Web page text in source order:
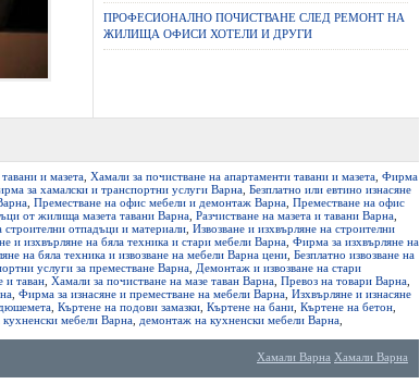
ПРОФЕСИОНАЛНО ПОЧИСТВАНЕ СЛЕД РЕМОНТ НА
ЖИЛИЩА ОФИСИ ХОТЕЛИ И ДРУГИ
и мазета Хамали за почистване на апартаменти тавани и мазета Фирма
за хамалски и транспортни услуги Варна Безплатно или евтино изнасяне
Преместване на офис мебели и демонтаж Варна Преместване на офис
от жилища мазета тавани Варна Разчистване на мазета и тавани Варна
строителни отпадъци и материали Извозване и изхвърляне на строителни
и изхвърляне на бяла техника и стари мебели Варна Фирма за изхвърляне на
на бяла техника и извозване на мебели Варна цени Безплатно извозване на
услуги за преместване Варна Демонтаж и извозване на стари
и таван Хамали за почистване на мазе таван Варна Превоз на товари Варна
Фирма за изнасяне и преместване на мебели Варна Изхвърляне и изнасяне
Къртене на подови замазки Къртене на бани Къртене на бетон
кухненски мебели Варна демонтаж на кухненски мебели Варна
Хамали Варна Хамали Варна